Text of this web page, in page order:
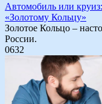
Автомобиль или
«Золотому Кольцу»
Золотое Кольцо –
России.
0632